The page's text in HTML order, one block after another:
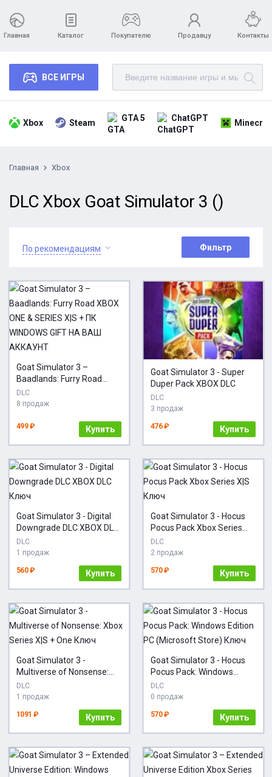
Главная Каталог Покупателю Продавцу Контакты
ВСЕ ИГРЫ
Xbox Steam GTA 5 ChatGPT
Главная Xbox
DLC Xbox Goat Simulator 3 ()
По рекомендациям Фильтр
Goat Simulator 3 –
Baadlands: Furry Road
XBOX ONE & SERIES X|S +
ПК WINDOWS GIFT НА ВАШ
DLC
8 продаж
499 ₽ Купить
Goat Simulator 3 - Super
Duper Pack XBOX DLC
DLC
3 продаж
476 ₽ Купить
Goat Simulator 3 - Digital
Downgrade DLC XBOX DLC
Ключ
DLC
1 продаж
560 ₽ Купить
Goat Simulator 3 - Hocus
Pocus Pack Xbox Series
X|S Ключ
DLC
2 продаж
570 ₽ Купить
Goat Simulator 3 -
Multiverse of Nonsense:
Xbox Series X|S + One
Ключ
DLC
1 продаж
1091 ₽ Купить
Goat Simulator 3 - Hocus
Pocus Pack: Windows
Edition PC (Microsoft
Store) Ключ
DLC
0 продаж
570 ₽ Купить